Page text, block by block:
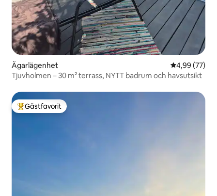
Ägarlägenhet 4,99 av 5 i
4,99 (77)
Tjuvholmen – 30 m² terrass, NYTT badrum och havsutsikt
Populär gästfavorit
Gästfavorit